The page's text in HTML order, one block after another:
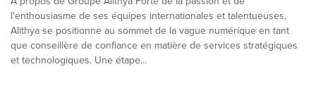
l'enthousiasme de ses équipes internationales et talentueuses,
Alithya se positionne au sommet de la vague numérique en tant
que conseillère de confiance en matière de services stratégiques
et technologiques. Une étape...